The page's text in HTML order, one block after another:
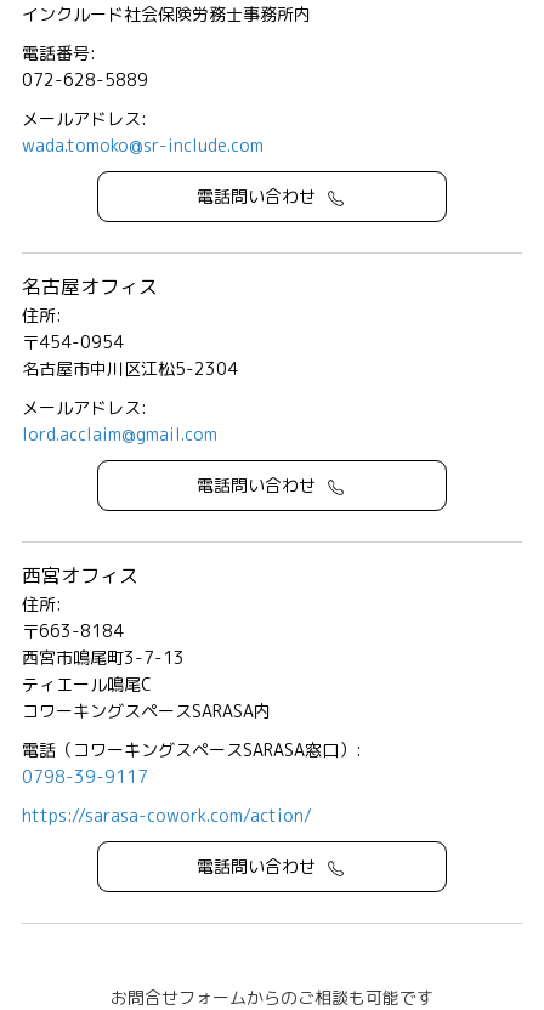
インクルード社会保険労務士事務所内
電話番号:
072-628-5889
メールアドレス:
wada.tomoko@sr-include.com
電話問い合わせ
名古屋オフィス
住所:
〒454-0954
名古屋市中川区江松5-2304
メールアドレス:
lord.acclaim@gmail.com
電話問い合わせ
西宮オフィス
住所:
〒663-8184
西宮市鳴尾町3-7-13
ティエール鳴尾C
コワーキングスペースSARASA内
電話（コワーキングスペースSARASA窓口）:
0798-39-9117
https://sarasa-cowork.com/action/
電話問い合わせ
お問合せフォームからのご相談も可能です